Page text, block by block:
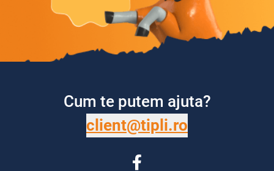
Cum te putem ajuta?
client@tipli.ro